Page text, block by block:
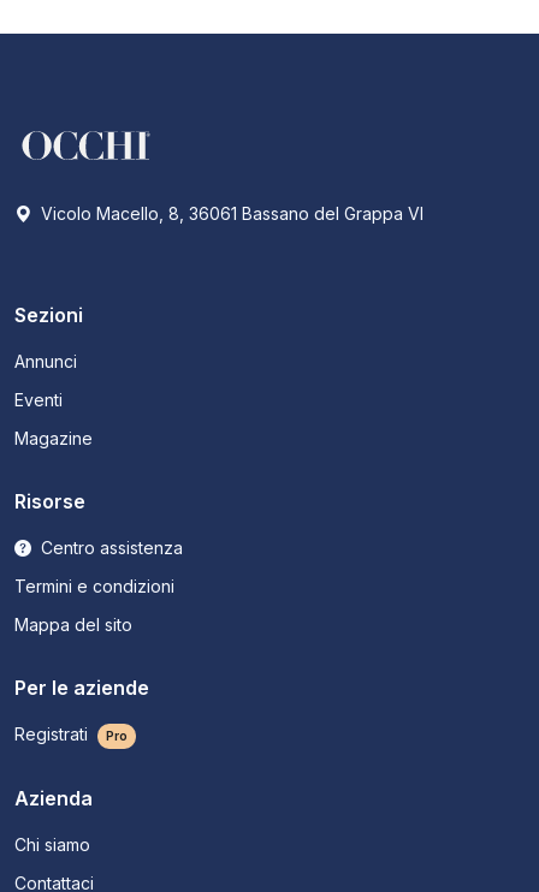
Vicolo Macello, 8, 36061 Bassano del Grappa VI
Sezioni
Annunci
Eventi
Magazine
Risorse
Centro assistenza
Termini e condizioni
Mappa del sito
Per le aziende
Registrati Pro
Azienda
Chi siamo
Contattaci